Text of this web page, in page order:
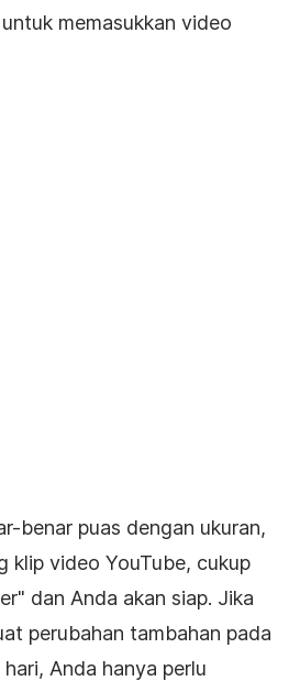
memasukkan video
benar puas dengan ukuran,
klip video YouTube, cukup
dan Anda akan siap. Jika
perubahan tambahan pada
Anda hanya perlu